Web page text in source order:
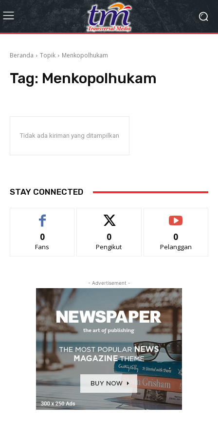
Beranda Topik Menkopolhukam
Tag: Menkopolhukam
Tidak ada kiriman yang ditampilkan
STAY CONNECTED
0
Fans
0
Pengikut
0
Pelanggan
- Advertisement -